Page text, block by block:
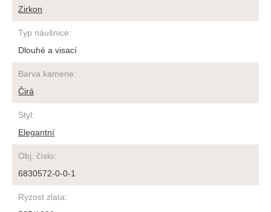
Zirkon
Typ náušnice:
Dlouhé a visací
Barva kamene:
Čirá
Styl:
Elegantní
Obj. číslo:
6830572-0-0-1
Ryzost zlata: